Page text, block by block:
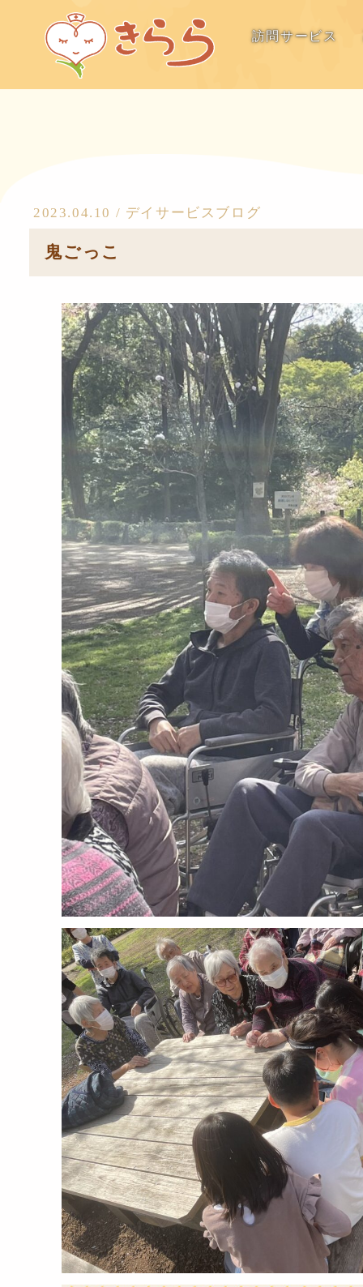
訪問サービス
2023.04.10 / デイサービスブログ
鬼ごっこ